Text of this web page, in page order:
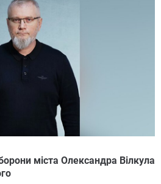
міста Олександра Вілкула